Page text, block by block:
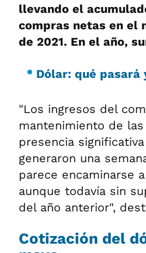
llevando el
compras netas en el
de 2021. En el año,
Dólar: qué
"Los ingresos del
mantenimiento de
presencia
generaron una
parece encaminarse
aunque todavía sin
del año anterior",
Cotización del